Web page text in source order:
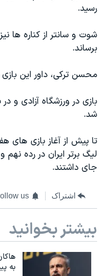
تریبونال مردمی آبان ۹۸
چهل سال گروگان‌گیری
اعتراضات مردمی آبان ۹۸
اسرائیل در جنگ
نرگس محمدی برنده جایزه
صفحه‌های ویژه
سفر پرزیدنت ترامپ به چین
رسید.
شوت و سانتر از کناره ها
برساند.
محسن ترکی، داور این
شد.
تا پیش از آغاز بازی های
لیگ برتر ایران در رده
جای داشتند.
اشتراک us
بیشتر بخوانید
به